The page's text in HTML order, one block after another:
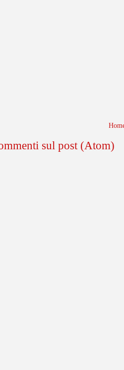
sul post (Atom)